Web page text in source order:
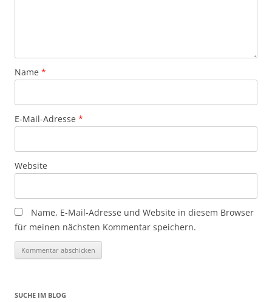
Name *
E-Mail-Adresse *
Website
Name, E-Mail-Adresse und Website in diesem Browser
für meinen nächsten Kommentar speichern.
SUCHE IM BLOG